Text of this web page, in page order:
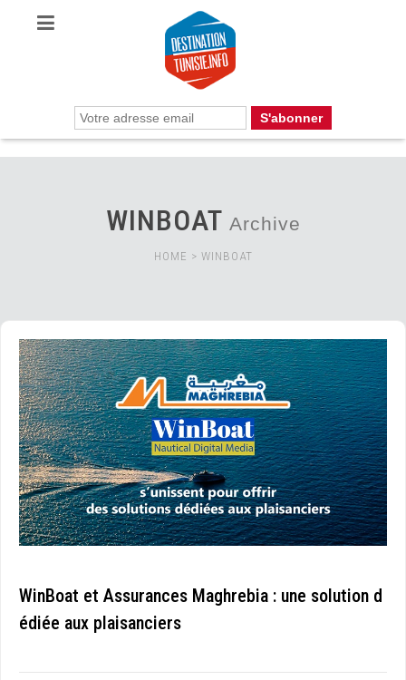
WINBOAT Archive
HOME > WINBOAT
WinBoat et Assurances Maghrebia : une solution d
édiée aux plaisanciers